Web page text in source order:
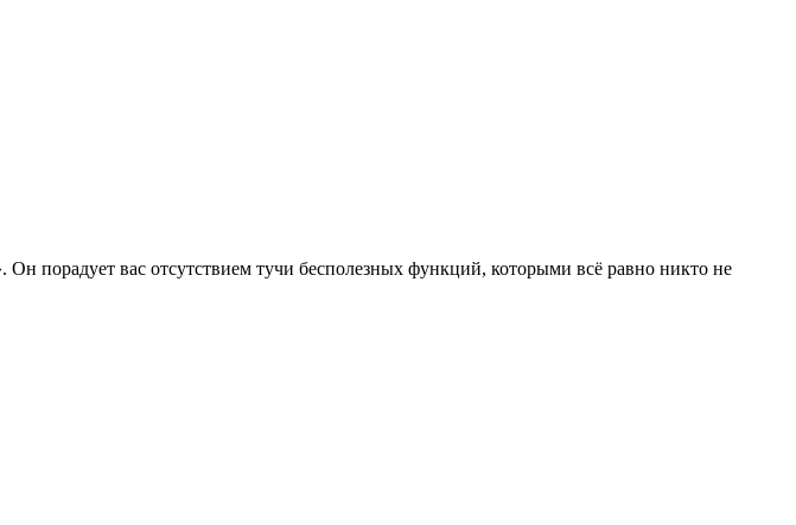
порадует вас отсутствием тучи бесполезных функций, которыми всё равно никто не